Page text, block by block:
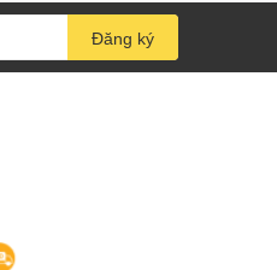
Đăng ký